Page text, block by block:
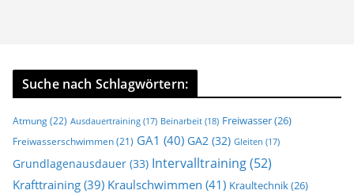
Suche nach Schlagwörtern:
Atmung(22) Ausdauertraining (17) Beinarbeit (18) Freiwasser(26)
Freiwasserschwimmen (21) GA1 (40) GA2 (32) Gleiten (17)
Grundlagenausdauer (33) Intervalltraining(52)
Krafttraining (39) Kraulschwimmen (41) Kraultechnik(26)